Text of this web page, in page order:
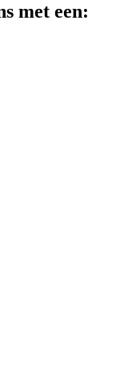
met een: